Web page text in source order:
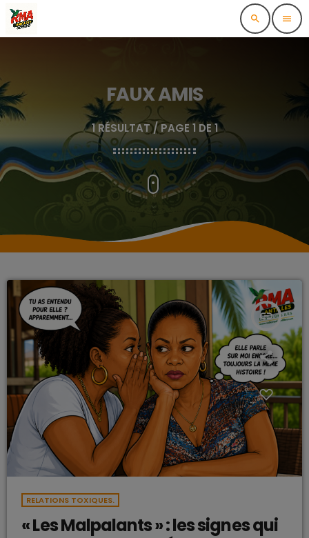
search menu
FAUX AMIS
1 RÉSULTAT / PAGE 1 DE 1
insert_link
RELATIONS TOXIQUES.
« Les Malpalants » : les signes qui